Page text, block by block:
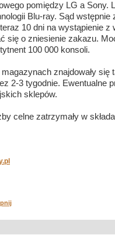
pomiędzy LG a Sony.
Blu-ray. Sąd wstępnie
10 dni na wystąpienie z
się o zniesienie zakazu.
100 000 konsoli.
znajdowały się
2-3 tygodnie. Ewentualne
sklepów.
celne zatrzymały w